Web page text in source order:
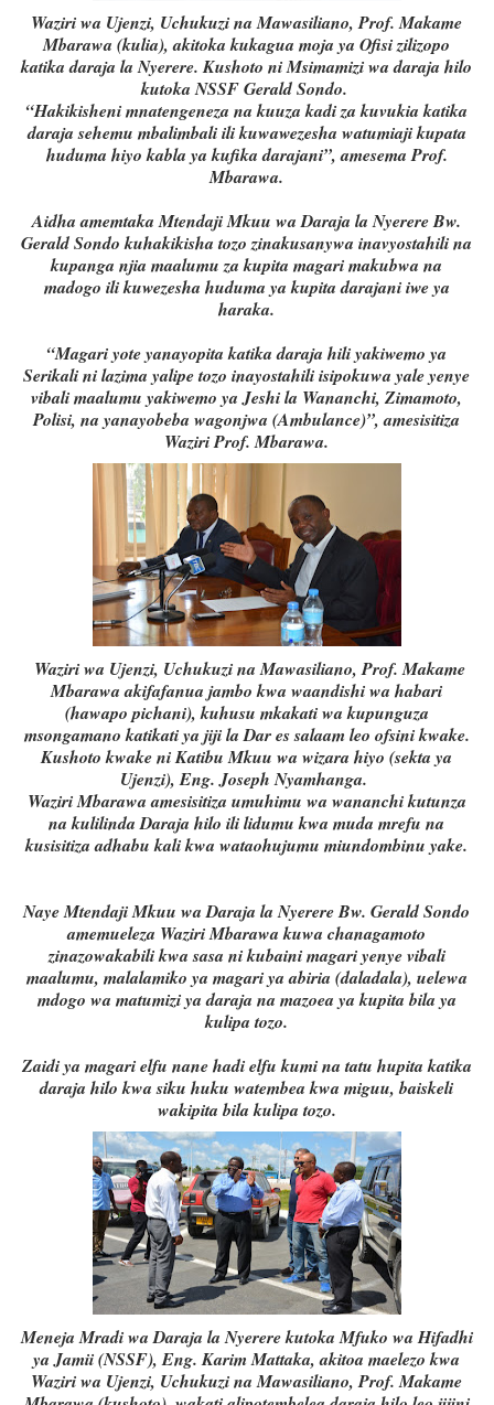
Waziri wa Ujenzi, Uchukuzi na Mawasiliano, Prof. Makame
Mbarawa (kulia), akitoka kukagua moja ya Ofisi zilizopo
katika daraja la Nyerere. Kushoto ni Msimamizi wa daraja hilo
kutoka NSSF Gerald Sondo.
“Hakikisheni mnatengeneza na kuuza kadi za kuvukia katika
daraja sehemu mbalimbali ili kuwawezesha watumiaji kupata
huduma hiyo kabla ya kufika darajani”, amesema Prof.
Mbarawa.
Aidha amemtaka Mtendaji Mkuu wa Daraja la Nyerere Bw.
Gerald Sondo kuhakikisha tozo zinakusanywa inavyostahili na
kupanga njia maalumu za kupita magari makubwa na
madogo ili kuwezesha huduma ya kupita darajani iwe ya
haraka.
“Magari yote yanayopita katika daraja hili yakiwemo ya
Serikali ni lazima yalipe tozo inayostahili isipokuwa yale yenye
vibali maalumu yakiwemo ya Jeshi la Wananchi, Zimamoto,
Polisi, na yanayobeba wagonjwa (Ambulance)”, amesisitiza
Waziri Prof. Mbarawa.
Waziri wa Ujenzi, Uchukuzi na Mawasiliano, Prof. Makame
Mbarawa akifafanua jambo kwa waandishi wa habari
(hawapo pichani), kuhusu mkakati wa kupunguza
msongamano katikati ya jiji la Dar es salaam leo ofsini kwake.
Kushoto kwake ni Katibu Mkuu wa wizara hiyo (sekta ya
Ujenzi), Eng. Joseph Nyamhanga.
Waziri Mbarawa amesisitiza umuhimu wa wananchi kutunza
na kulilinda Daraja hilo ili lidumu kwa muda mrefu na
kusisitiza adhabu kali kwa wataohujumu miundombinu yake.
Naye Mtendaji Mkuu wa Daraja la Nyerere Bw. Gerald Sondo
amemueleza Waziri Mbarawa kuwa chanagamoto
zinazowakabili kwa sasa ni kubaini magari yenye vibali
maalumu, malalamiko ya magari ya abiria (daladala), uelewa
mdogo wa matumizi ya daraja na mazoea ya kupita bila ya
kulipa tozo.
Zaidi ya magari elfu nane hadi elfu kumi na tatu hupita katika
daraja hilo kwa siku huku watembea kwa miguu, baiskeli
wakipita bila kulipa tozo.
Meneja Mradi wa Daraja la Nyerere kutoka Mfuko wa Hifadhi
ya Jamii (NSSF), Eng. Karim Mattaka, akitoa maelezo kwa
Waziri wa Ujenzi, Uchukuzi na Mawasiliano, Prof. Makame